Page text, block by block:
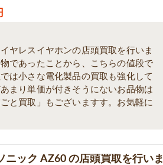
ヤレスイヤホンの店頭買取を行いま
であったことから、こちらの値段で
は小さな電化製品の買取も強化して
まり単価が付きそうにないお品物は
と買取」もございますす。お気軽に
ニック AZ60 の店頭買取を行いま